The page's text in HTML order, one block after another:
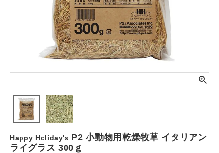
Happy Holiday's P2 小動物用乾燥牧草 イタリアン
ライグラス 300ｇ